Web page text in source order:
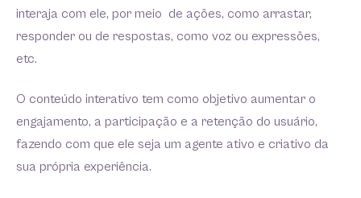
interaja com ele, por meio de ações, como arrastar,
responder ou de respostas, como voz ou expressões,
etc.
O conteúdo interativo tem como objetivo aumentar o
engajamento, a participação e a retenção do usuário,
fazendo com que ele seja um agente ativo e criativo da
sua própria experiência.